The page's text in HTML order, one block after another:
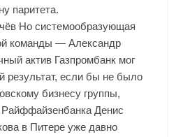
паритета.
Но системообразующая
команды — Александр
актив Газпромбанк мог
результат, если бы не было
бизнесу группы,
Райффайзенбанка Денис
в Питере уже давно